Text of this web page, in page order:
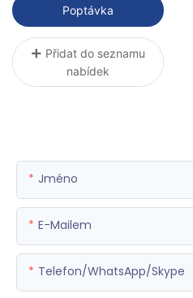
Poptávka
Přidat do seznamu
nabídek
Jméno
E-Mailem
Telefon/WhatsApp/Skype